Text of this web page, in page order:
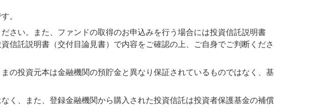
。
さい。また、ファンドの取得のお申込みを行う場合には投資信託説明書
信託説明書（交付目論見書）で内容をご確認の上、ご自身でご判断くださ
の投資元本は金融機関の預貯金と異なり保証されているものではなく、基
く、また、登録金融機関から購入された投資信託は投資者保護基金の補償